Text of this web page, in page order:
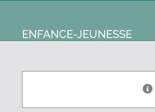
ENFANCE-JEUNESSE